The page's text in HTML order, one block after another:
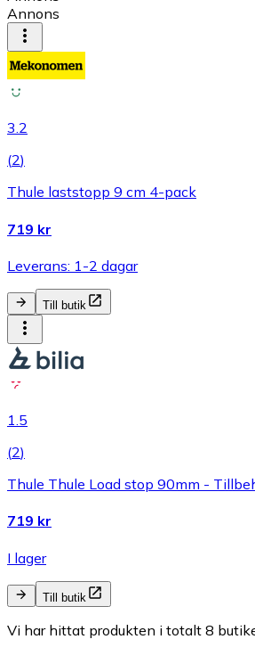
Annons
3.2
(2)
Thule laststopp 9 cm 4-pack
719 kr
Leverans: 1-2 dagar
Till butik
1.5
(2)
Thule Thule Load stop 90mm -
719 kr
I lager
Till butik
Vi har hittat produkten i totalt 8